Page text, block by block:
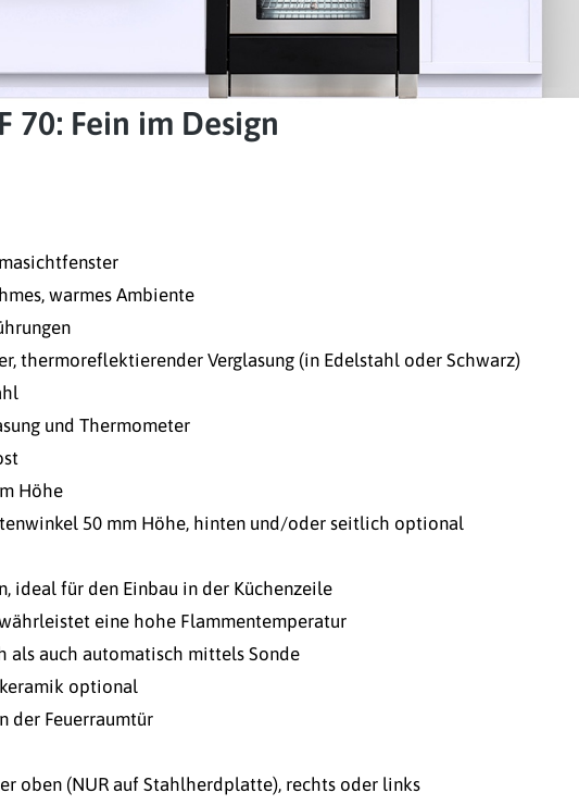
70: Fein im Design
warmes Ambiente
thermoreflektierender Verglasung (in Edelstahl oder Schwarz)
und Thermometer
Höhe
50 mm Höhe, hinten und/oder seitlich optional
ideal für den Einbau in der Küchenzeile
eine hohe Flammentemperatur
als auch automatisch mittels Sonde
optional
der Feuerraumtür
oben (NUR auf Stahlherdplatte), rechts oder links